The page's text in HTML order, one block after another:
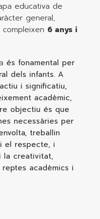
educativa de
general,
compleixen 6 anys i
és fonamental per
dels infants. A
i significatiu,
acadèmic,
objectiu és que
necessàries per
treballin
el respecte, i
la creativitat,
acadèmics i